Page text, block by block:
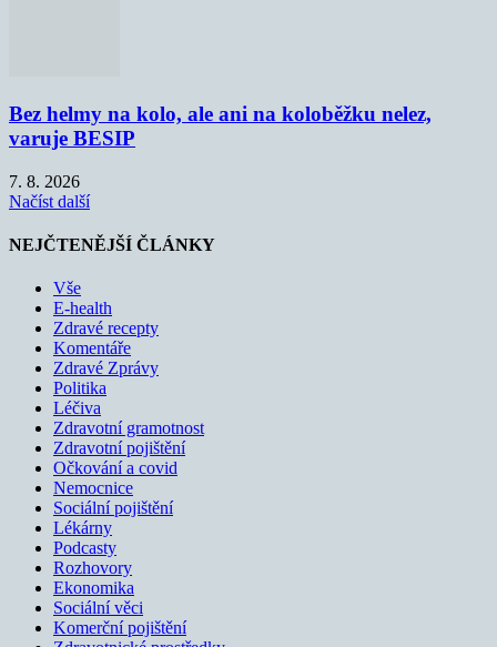
Bez helmy na kolo, ale ani na koloběžku nelez,
varuje BESIP
7. 8. 2026
Načíst další
NEJČTENĚJŠÍ ČLÁNKY
Vše
E-health
Zdravé recepty
Komentáře
Zdravé Zprávy
Politika
Léčiva
Zdravotní gramotnost
Zdravotní pojištění
Očkování a covid
Nemocnice
Sociální pojištění
Lékárny
Podcasty
Rozhovory
Ekonomika
Sociální věci
Komerční pojištění